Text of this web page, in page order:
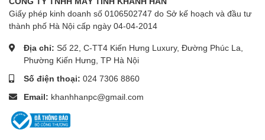
Giấy phép kinh doanh số 0106502747 do Sở kế hoạch và đầu tư
thành phố Hà Nội cấp ngày 04-04-2014
Địa chỉ: Số 22, C-TT4 Kiến Hưng Luxury, Đường Phúc La,
Phường Kiến Hưng, TP Hà Nội
Số điện thoại: 024 7306 8860
Email: khanhhanpc@gmail.com